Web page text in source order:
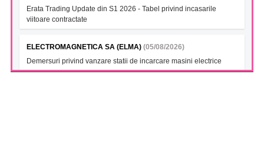
Erata Trading Update din S1 2026 - Tabel privind incasarile
viitoare contractate
ELECTROMAGNETICA SA (ELMA) (05/08/2026)
Demersuri privind vanzare statii de incarcare masini electrice